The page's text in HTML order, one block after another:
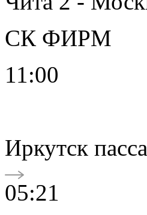
СК ФИРМ
11:00
Иркутск
05:21